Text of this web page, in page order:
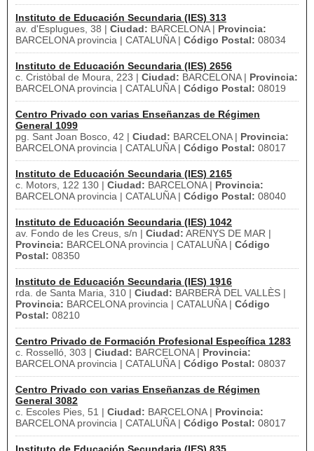
Instituto de Educación Secundaria (IES) 313
av. d'Esplugues, 38 | Ciudad: BARCELONA | Provincia:
BARCELONA provincia | CATALUÑA | Código Postal: 08034
Instituto de Educación Secundaria (IES) 2656
c. Cristòbal de Moura, 223 | Ciudad: BARCELONA | Provincia:
BARCELONA provincia | CATALUÑA | Código Postal: 08019
Centro Privado con varias Enseñanzas de Régimen
General 1099
pg. Sant Joan Bosco, 42 | Ciudad: BARCELONA | Provincia:
BARCELONA provincia | CATALUÑA | Código Postal: 08017
Instituto de Educación Secundaria (IES) 2165
c. Motors, 122 130 | Ciudad: BARCELONA | Provincia:
BARCELONA provincia | CATALUÑA | Código Postal: 08040
Instituto de Educación Secundaria (IES) 1042
av. Fondo de les Creus, s/n | Ciudad: ARENYS DE MAR |
Provincia: BARCELONA provincia | CATALUÑA | Código
Postal: 08350
Instituto de Educación Secundaria (IES) 1916
rda. de Santa Maria, 310 | Ciudad: BARBERÀ DEL VALLÈS |
Provincia: BARCELONA provincia | CATALUÑA | Código
Postal: 08210
Centro Privado de Formación Profesional Específica 1283
c. Rosselló, 303 | Ciudad: BARCELONA | Provincia:
BARCELONA provincia | CATALUÑA | Código Postal: 08037
Centro Privado con varias Enseñanzas de Régimen
General 3082
c. Escoles Pies, 51 | Ciudad: BARCELONA | Provincia:
BARCELONA provincia | CATALUÑA | Código Postal: 08017